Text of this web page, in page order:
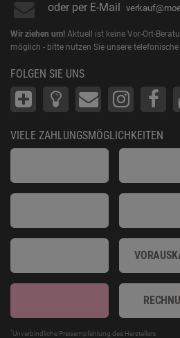
oder per E-Mail
Wir ziehen um! Aktuell ist keine Vor-Ort-
möglich - bitte nutzen Sie unsere
FOLGEN SIE UNS
VIELE ZAHLUNGSMÖGLICHKEITEN
*Unverbindliche Preisempfehlung des Herstellers